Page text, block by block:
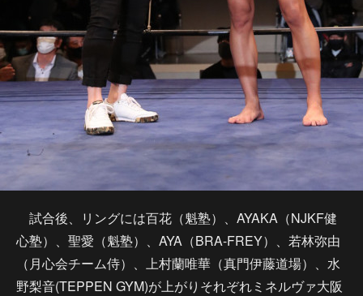
試合後、リングには百花（魁塾）、AYAKA（NJKF健
心塾）、聖愛（魁塾）、AYA（BRA-FREY）、若林弥由
（月心会チーム侍）、上村蘭唯華（真門伊藤道場）、水
野梨音(TEPPEN GYM)が上がりそれぞれミネルヴァ大阪